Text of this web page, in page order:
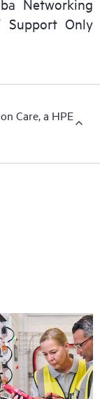
Networking
Support Only
Care, a HPE